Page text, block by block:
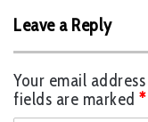
Leave a Reply
Your email
fields are marked *